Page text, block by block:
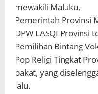
mewakili Maluku,
Pemerintah Provinsi
DPW LASQI Provinsi
Pemilihan Bintang
Pop Religi Tingkat
bakat, yang
lalu.